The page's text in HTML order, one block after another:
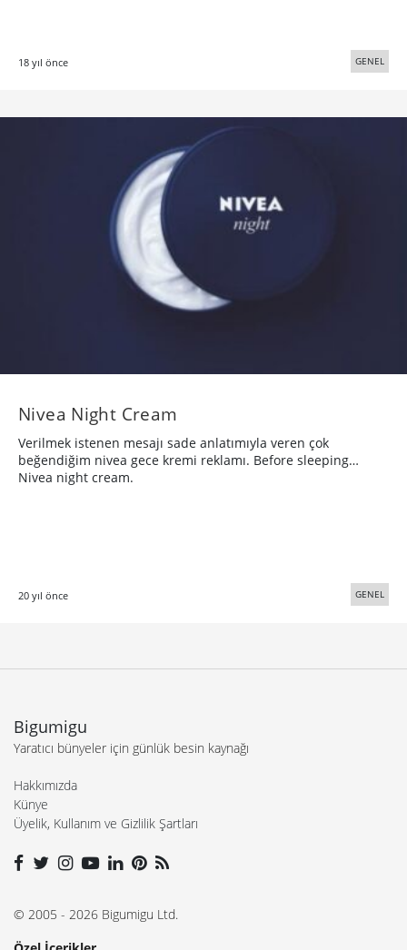
18 yıl önce GENEL
Nivea Night Cream
Verilmek istenen mesajı sade anlatımıyla veren çok
beğendiğim nivea gece kremi reklamı. Before sleeping…
Nivea night cream.
20 yıl önce GENEL
Bigumigu
Yaratıcı bünyeler için günlük besin kaynağı
Hakkımızda
Künye
Üyelik, Kullanım ve Gizlilik Şartları
© 2005 - 2026 Bigumigu Ltd.